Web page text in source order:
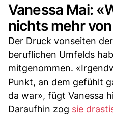
Vanessa Mai:
nichts mehr
Der Druck vonseiten
beruflichen Umfelds
mitgenommen.
Punkt, an dem gefühlt
da war», fügt Vanessa
Daraufhin zog sie